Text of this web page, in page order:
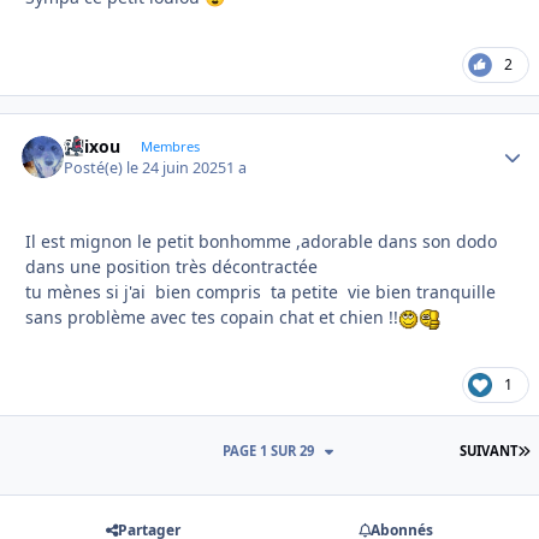
2
felixou Membres
Posté(e) le 24 juin 20251 a
Il est mignon le petit bonhomme ,adorable dans son dodo
dans une position très décontractée
tu mènes si j'ai bien compris ta petite vie bien tranquille
sans problème avec tes copain chat et chien !!
1
SUIVANT
PAGE 1 SUR 29
Partager Abonnés